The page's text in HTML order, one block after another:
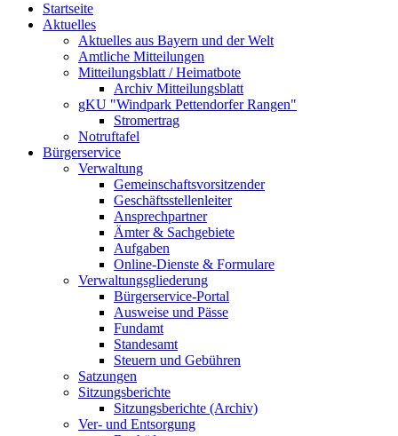
Startseite
Aktuelles
Aktuelles aus Bayern und der Welt
Amtliche Mitteilungen
Mitteilungsblatt / Heimatbote
Archiv Mitteilungsblatt
gKU "Windpark Pettendorfer Rangen"
Stromertrag
Notruftafel
Bürgerservice
Verwaltung
Gemeinschaftsvorsitzender
Geschäftsstellenleiter
Ansprechpartner
Ämter & Sachgebiete
Aufgaben
Online-Dienste & Formulare
Verwaltungsgliederung
Bürgerservice-Portal
Ausweise und Pässe
Fundamt
Standesamt
Steuern und Gebühren
Satzungen
Sitzungsberichte
Sitzungsberichte (Archiv)
Ver- und Entsorgung